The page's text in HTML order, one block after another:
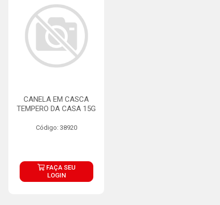
CANELA EM CASCA
TEMPERO DA CASA 15G
Código: 38920
FAÇA SEU
LOGIN